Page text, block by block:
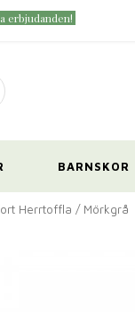
erbjudanden!
BARNSKOR
Herrtoffla / Mörkgrå